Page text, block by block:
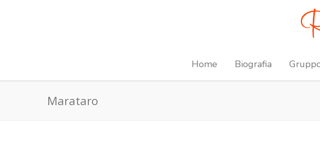
Home Biografia
Marataro